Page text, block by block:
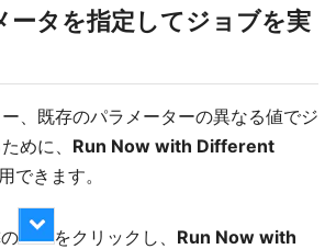
ータを指定してジョブを実
、既存のパラメーターの異なる値でジ
めに、 Run Now with Different
できます。
をクリックし、 Run Now with